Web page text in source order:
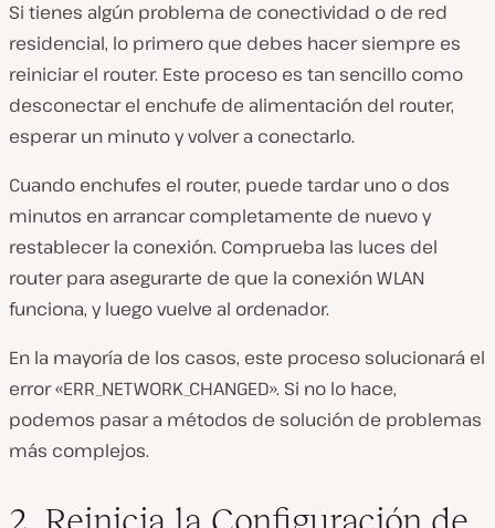
Si tienes algún problema de conectividad o de red
residencial, lo primero que debes hacer siempre es
reiniciar el router. Este proceso es tan sencillo como
desconectar el enchufe de alimentación del router,
esperar un minuto y volver a conectarlo.
Cuando enchufes el router, puede tardar uno o dos
minutos en arrancar completamente de nuevo y
restablecer la conexión. Comprueba las luces del
router para asegurarte de que la conexión WLAN
funciona, y luego vuelve al ordenador.
En la mayoría de los casos, este proceso solucionará el
error «ERR_NETWORK_CHANGED». Si no lo hace,
podemos pasar a métodos de solución de problemas
más complejos.
2. Reinicia la Configuración de